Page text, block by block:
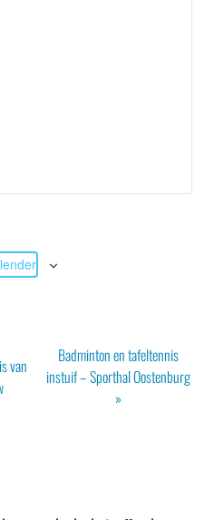
van
Badminton en tafeltennis
instuif – Sporthal Oostenburg
»